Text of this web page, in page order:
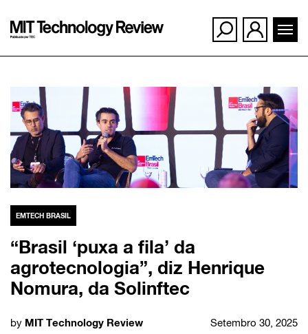
para
conteúdo
EMTECH BRASIL
“Brasil ‘puxa a fila’ da
agrotecnologia”, diz Henrique
Nomura, da Solinftec
by MIT Technology Review Setembro 30, 2025